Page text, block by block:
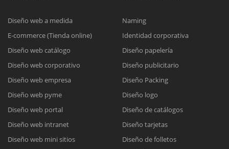
Diseño web a medida
E-commerce (Tienda online)
Diseño web catálogo
Diseño web corporativo
Diseño web empresa
Diseño web pyme
Diseño web portal
Diseño web intranet
Diseño web mini sitios
Naming
Identidad corporativa
Diseño papelería
Diseño publicitario
Diseño Packing
Diseño logo
Diseño de catálogos
Diseño tarjetas
Diseño de folletos